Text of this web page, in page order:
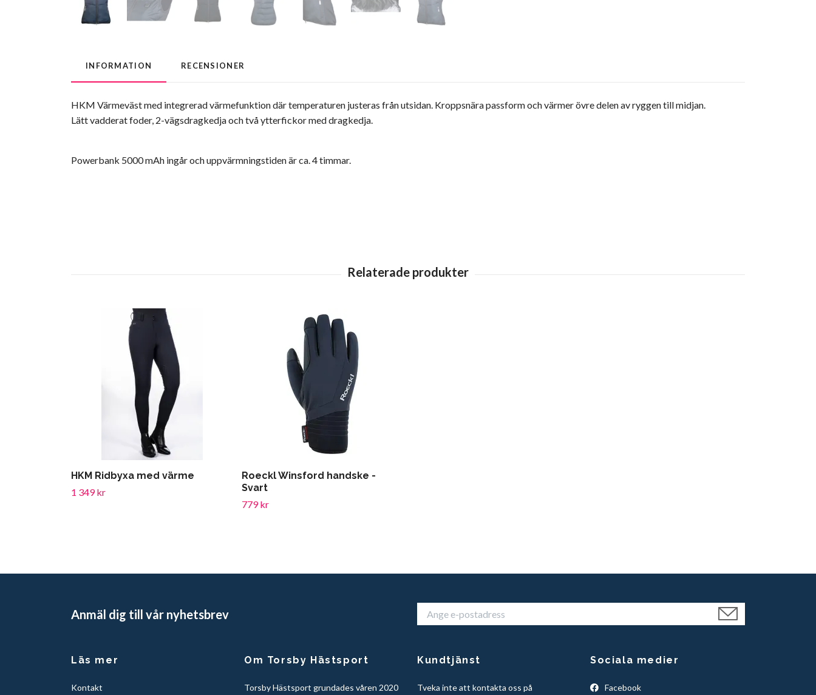
INFORMATION RECENSIONER
HKM Värmeväst med integrerad värmefunktion där temperaturen justeras från utsidan. Kroppsnära passform och värmer övre delen av ryggen till midjan.
Lätt vadderat foder, 2-vägsdragkedja och två ytterfickor med dragkedja.
Powerbank 5000 mAh ingår och uppvärmningstiden är ca. 4 timmar.
HKM Ridbyxa med värme
1 349 kr
Roeckl Winsford handske -
Svart
779 kr
Anmäl dig till vår nyhetsbrev
Läs mer
Kontakt
Om Torsby Hästsport
Torsby Hästsport grundades våren 2020
Kundtjänst
Tveka inte att kontakta oss på
Sociala medier
Facebook